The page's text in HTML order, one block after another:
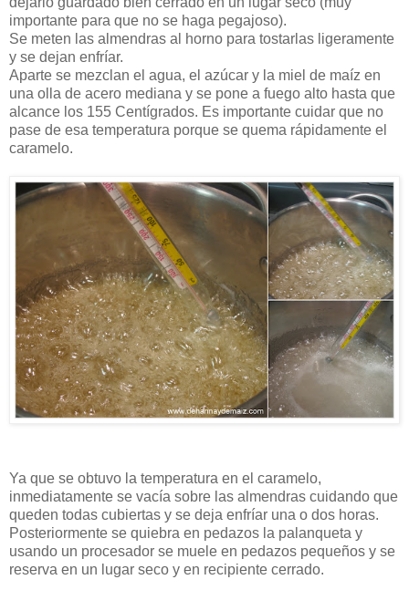
importante para que no se haga pegajoso).
Se meten las almendras al horno para tostarlas ligeramente
y se dejan enfríar.
Aparte se mezclan el agua, el azúcar y la miel de maíz en
una olla de acero mediana y se pone a fuego alto hasta que
alcance los 155 Centígrados. Es importante cuidar que no
pase de esa temperatura porque se quema rápidamente el
caramelo.
Ya que se obtuvo la temperatura en el caramelo,
inmediatamente se vacía sobre las almendras cuidando que
queden todas cubiertas y se deja enfríar una o dos horas.
Posteriormente se quiebra en pedazos la palanqueta y
usando un procesador se muele en pedazos pequeños y se
reserva en un lugar seco y en recipiente cerrado.